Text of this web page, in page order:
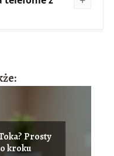
Prosty
kroku